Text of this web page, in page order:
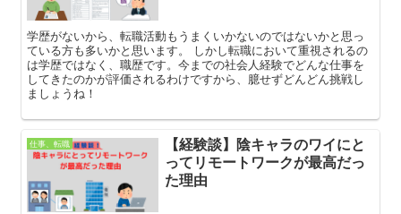
学歴がないから、転職活動もうまくいかないのではないかと思っ
ている方も多いかと思います。 しかし転職において重視されるの
は学歴ではなく、職歴です。今までの社会人経験でどんな仕事を
してきたのかが評価されるわけですから、臆せずどんどん挑戦し
ましょうね！
仕事、転職
【経験談】陰キャラのワイにと
ってリモートワークが最高だっ
た理由